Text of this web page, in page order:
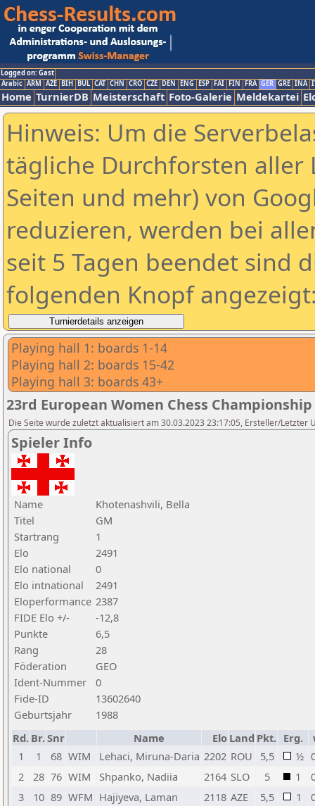
Logged on: Gast
Arabic ARM AZE BIH BUL CAT CHN CRO CZE DEN ENG ESP FAI FIN FRA GER GRE INA
Home TurnierDB Meisterschaft Foto-Galerie Meldekartei
Hinweis: Um die
tägliche Durchforsten aller
Seiten und mehr) von
reduzieren, werden bei
seit 5 Tagen beendet sind
folgenden Knopf
Playing hall 1: boards 1-14
Playing hall 2: boards 15-42
Playing hall 3: boards 43+
23rd European Women Chess Championship
Die Seite wurde zuletzt aktualisiert am 30.03.2023 23:17:05, Ersteller/Letzter
Spieler Info
Name
Khotenashvili, Bella
Titel
GM
Startrang
1
Elo
2491
Elo national
0
Elo intnational
2491
Eloperformance 2387
FIDE Elo +/-
-12,8
Punkte
6,5
Rang
28
Föderation
GEO
Ident-Nummer
0
Fide-ID
13602640
Geburtsjahr
1988
Rd. Br.Snr Name Elo Land Pkt. Erg.
1
1 68 WIM Lehaci, Miruna-Daria 2202 ROU 5,5 ½
2
28 76 WIM Shpanko, Nadiia 2164 SLO 5 1
3
10 89 WFM Hajiyeva, Laman 2118 AZE 5,5 1